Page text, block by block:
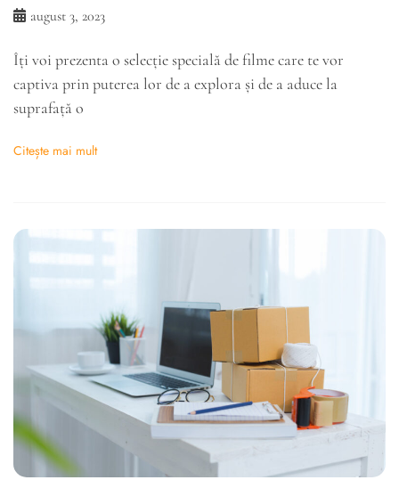
august 3, 2023
Îți voi prezenta o selecție specială de filme care te vor
captiva prin puterea lor de a explora și de a aduce la
suprafață o
Citește mai mult